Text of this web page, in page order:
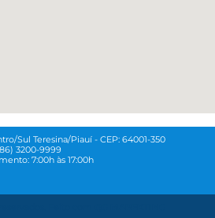
Sul Teresina/Piauí - CEP: 64001-350
3200-9999
7:00h às 17:00h